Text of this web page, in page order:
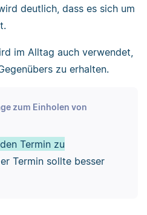
deutlich, dass es sich um
im Alltag auch verwendet,
zu erhalten.
zum Einholen von
Termin zu
Termin sollte besser